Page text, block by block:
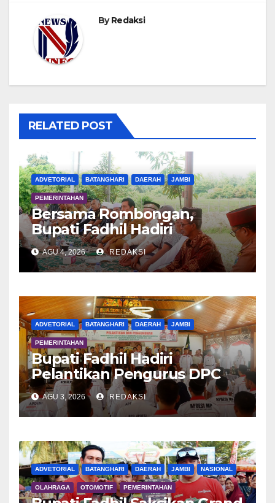
ByRedaksi
RELATED POST
ADVETORIAL BATANGHARI DAERAH JAMBI
PEMERINTAHAN
Bersama Rombongan,
Bupati Fadhil Hadiri
Syukuran Tanam Padi di
Terusan
AGU 4, 2026 REDAKSI
ADVETORIAL BATANGHARI DAERAH JAMBI
PEMERINTAHAN
Bupati Fadhil Hadiri
Pelantikan Pengurus DPC
APDESI MP
AGU 3, 2026 REDAKSI
ADVETORIAL BATANGHARI DAERAH JAMBI NASIONAL
OLAHRAGA OTOMOTIF PEMERINTAHAN